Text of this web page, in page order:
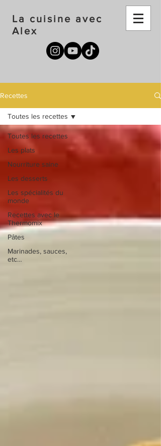
La cuisine avec
Alex
Recettes
Toutes les recettes
Les plats
Nourriture saine
Les desserts
Les spécialités du
monde
Recettes avec le
Thermomix
Pâtes
Marinades, sauces,
etc…
Toutes les recettes